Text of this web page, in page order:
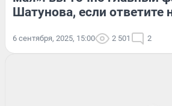
Шатунова, если ответите
6 сентября, 2025, 15:00 2 501 2